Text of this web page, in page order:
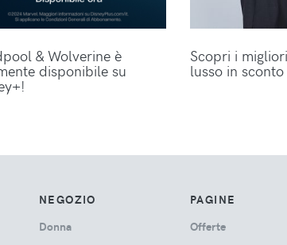
& Wolverine è
disponibile su
Scopri i
lusso in sconto
NEGOZIO
Donna
PAGINE
Offerte